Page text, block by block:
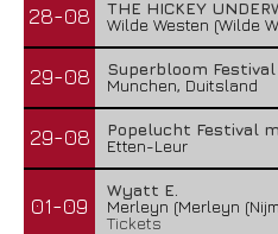
28-08
THE HICKEY
Wilde Westen (Wilde
29-08
Superbloom
Munchen, Duitsland
29-08
Popelucht Festival
Etten-Leur
01-09
Wyatt E.
Merleyn (Merleyn
Tickets